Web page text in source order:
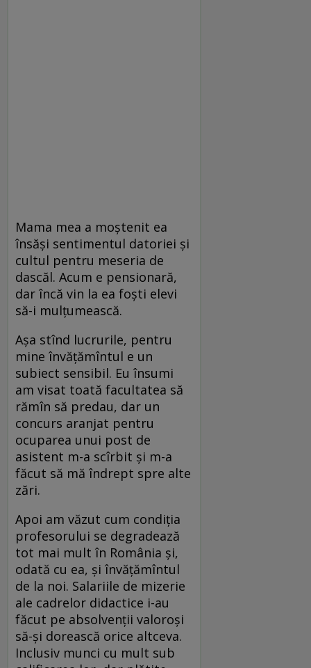
Mama mea a moştenit ea
însăşi sentimentul datoriei şi
cultul pentru meseria de
dascăl. Acum e pensionară,
dar încă vin la ea foşti elevi
să-i mulţumească.
Aşa stînd lucrurile, pentru
mine învăţămîntul e un
subiect sensibil. Eu însumi
am visat toată facultatea să
rămîn să predau, dar un
concurs aranjat pentru
ocuparea unui post de
asistent m-a scîrbit şi m-a
făcut să mă îndrept spre alte
zări.
Apoi am văzut cum condiţia
profesorului se degradează
tot mai mult în România şi,
odată cu ea, şi învăţămîntul
de la noi. Salariile de mizerie
ale cadrelor didactice i-au
făcut pe absolvenţii valoroşi
să-şi dorească orice altceva.
Inclusiv munci cu mult sub